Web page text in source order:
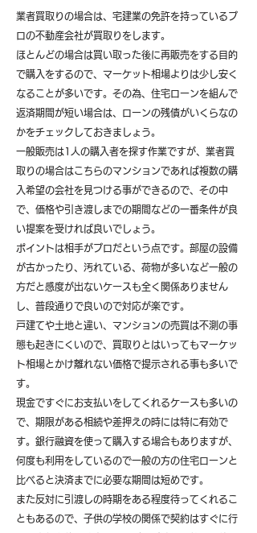
業者買取りの場合は、宅建業の免許を持っているプ
ロの不動産会社が買取りをします。
ほとんどの場合は買い取った後に再販売をする目的
で購入をするので、マーケット相場よりは少し安く
なることが多いです。その為、住宅ローンを組んで
返済期間が短い場合は、ローンの残債がいくらなの
かをチェックしておきましょう。
一般販売は1人の購入者を探す作業ですが、業者買
取りの場合はこちらのマンションであれば複数の購
入希望の会社を見つける事ができるので、その中
で、価格や引き渡しまでの期間などの一番条件が良
い提案を受ければ良いでしょう。
ポイントは相手がプロだという点です。部屋の設備
が古かったり、汚れている、荷物が多いなど一般の
方だと感度が出ないケースも全く関係ありません
し、普段通りで良いので対応が楽です。
戸建てや土地と違い、マンションの売買は不測の事
態も起きにくいので、買取りとはいってもマーケッ
ト相場とかけ離れない価格で提示される事も多いで
す。
現金ですぐにお支払いをしてくれるケースも多いの
で、期限がある相続や差押えの時には特に有効で
す。銀行融資を使って購入する場合もありますが、
何度も利用をしているので一般の方の住宅ローンと
比べると決済までに必要な期間は短めです。
また反対に引渡しの時期をある程度待ってくれるこ
ともあるので、子供の学校の関係で契約はすぐに行